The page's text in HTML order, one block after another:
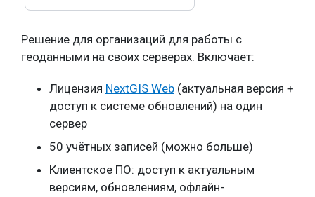
Решение для организаций для работы с
геоданными на своих серверах. Включает:
Лицензия NextGIS Web (актуальная версия +
доступ к системе обновлений) на один
сервер
50 учётных записей (можно больше)
Клиентское ПО: доступ к актуальным
версиям, обновлениям, офлайн-